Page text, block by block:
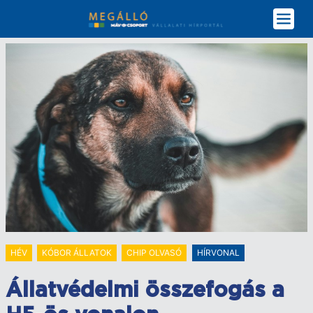
tartalomra
HÉV KÓBOR ÁLLATOK CHIP OLVASÓ HÍRVONAL
Állatvédelmi összefogás a